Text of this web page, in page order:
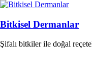
Skip
content
Bitkisel Dermanlar
Şifalı bitkiler ile doğal